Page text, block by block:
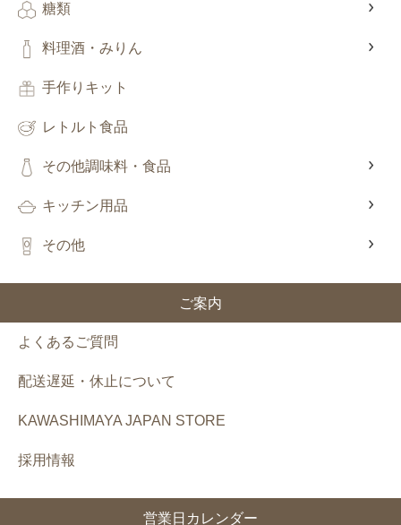
糖類
料理酒・みりん
手作りキット
レトルト食品
その他調味料・食品
キッチン用品
その他
ご案内
よくあるご質問
配送遅延・休止について
KAWASHIMAYA JAPAN STORE
採用情報
営業日カレンダー